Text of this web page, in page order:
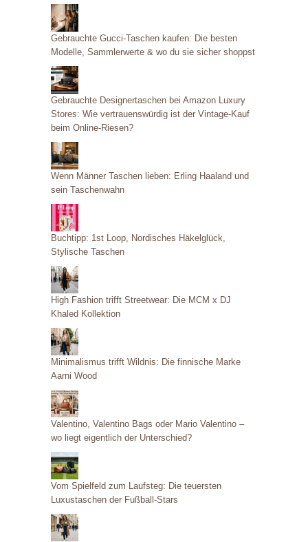
e
g
o
r
i
e
n
Gebrauchte Gucci-Taschen kaufen: Die besten
Modelle, Sammlerwerte & wo du sie sicher shoppst
Gebrauchte Designertaschen bei Amazon Luxury
Stores: Wie vertrauenswürdig ist der Vintage-Kauf
beim Online-Riesen?
Wenn Männer Taschen lieben: Erling Haaland und
sein Taschenwahn
Buchtipp: 1st Loop, Nordisches Häkelglück,
Stylische Taschen
High Fashion trifft Streetwear: Die MCM x DJ
Khaled Kollektion
Minimalismus trifft Wildnis: Die finnische Marke
Aarni Wood
Valentino, Valentino Bags oder Mario Valentino –
wo liegt eigentlich der Unterschied?
Vom Spielfeld zum Laufsteg: Die teuersten
Luxustaschen der Fußball-Stars